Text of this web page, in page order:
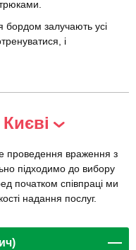
бордом залучають усі
і
Києві
проведення враження з
підходимо до вибору
початком співпраці ми
надання послуг.